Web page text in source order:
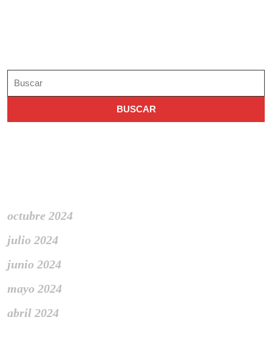
octubre 2024
julio 2024
junio 2024
mayo 2024
abril 2024